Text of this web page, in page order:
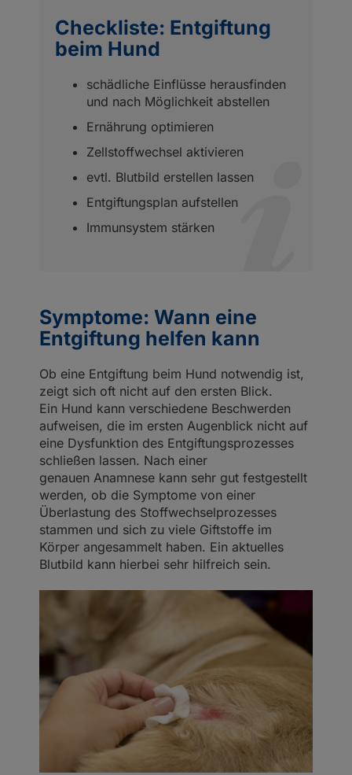
Checkliste: Entgiftung
beim Hund
schädliche Einflüsse herausfinden
und nach Möglichkeit abstellen
Ernährung optimieren
Zellstoffwechsel aktivieren
evtl. Blutbild erstellen lassen
Entgiftungsplan aufstellen
Immunsystem stärken
Symptome: Wann eine
Entgiftung helfen kann
Ob eine Entgiftung beim Hund notwendig ist,
zeigt sich oft nicht auf den ersten Blick.
Ein Hund kann verschiedene Beschwerden
aufweisen, die im ersten Augenblick nicht auf
eine Dysfunktion des Entgiftungsprozesses
schließen lassen. Nach einer
genauen Anamnese kann sehr gut festgestellt
werden, ob die Symptome von einer
Überlastung des Stoffwechselprozesses
stammen und sich zu viele Giftstoffe im
Körper angesammelt haben. Ein aktuelles
Blutbild kann hierbei sehr hilfreich sein.